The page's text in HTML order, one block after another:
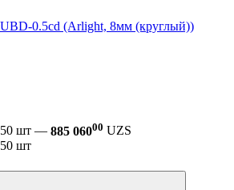
0.5cd (Arlight, 8мм (круглый))
шт — 885 06000 UZS
шт